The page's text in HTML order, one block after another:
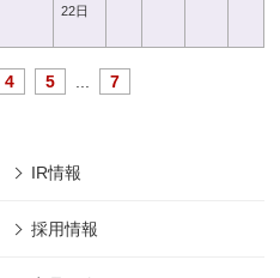
22日
4 5 7
IR情報
採用情報